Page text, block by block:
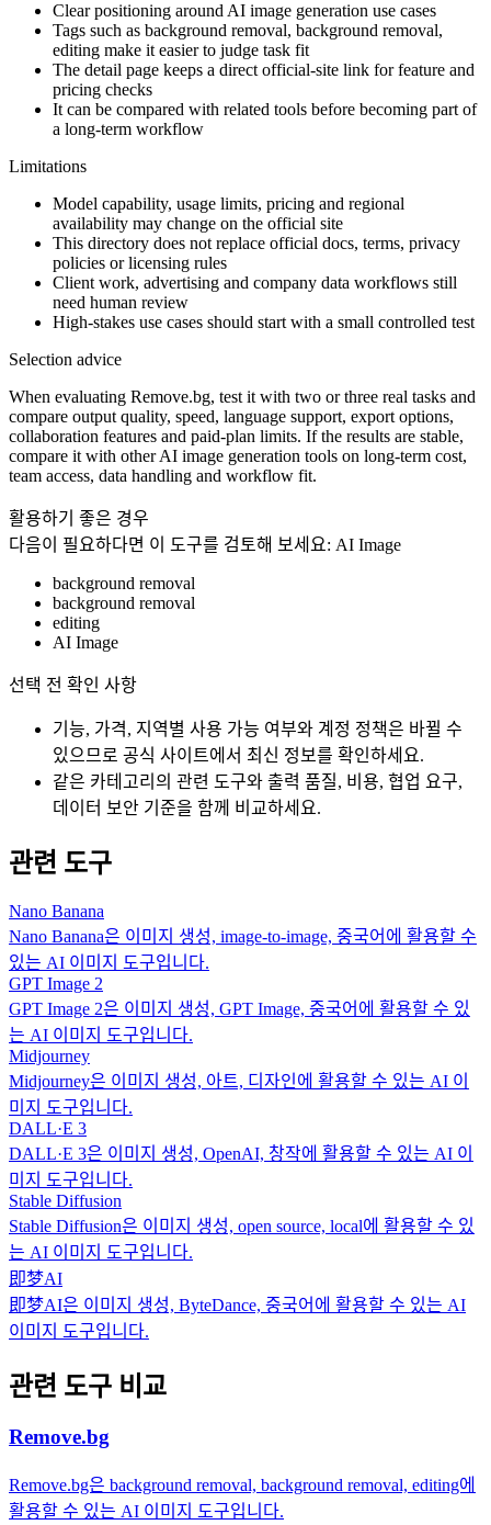
Clear positioning around AI image generation use cases
Tags such as background removal, background removal,
editing make it easier to judge task fit
The detail page keeps a direct official-site link for feature and
pricing checks
It can be compared with related tools before becoming part of
a long-term workflow
Limitations
Model capability, usage limits, pricing and regional
availability may change on the official site
This directory does not replace official docs, terms, privacy
policies or licensing rules
Client work, advertising and company data workflows still
need human review
High-stakes use cases should start with a small controlled test
Selection advice
When evaluating Remove.bg, test it with two or three real tasks and
compare output quality, speed, language support, export options,
collaboration features and paid-plan limits. If the results are stable,
compare it with other AI image generation tools on long-term cost,
team access, data handling and workflow fit.
활용하기 좋은 경우
다음이 필요하다면 이 도구를 검토해 보세요: AI Image
background removal
background removal
editing
AI Image
선택 전 확인 사항
기능, 가격, 지역별 사용 가능 여부와 계정 정책은 바뀔 수
있으므로 공식 사이트에서 최신 정보를 확인하세요.
같은 카테고리의 관련 도구와 출력 품질, 비용, 협업 요구,
데이터 보안 기준을 함께 비교하세요.
관련 도구
Nano Banana
Nano Banana은 이미지 생성, image-to-image, 중국어에 활용할 수
있는 AI 이미지 도구입니다.
GPT Image 2
GPT Image 2은 이미지 생성, GPT Image, 중국어에 활용할 수 있
는 AI 이미지 도구입니다.
Midjourney
Midjourney은 이미지 생성, 아트, 디자인에 활용할 수 있는 AI 이
미지 도구입니다.
DALL·E 3
DALL·E 3은 이미지 생성, OpenAI, 창작에 활용할 수 있는 AI 이
미지 도구입니다.
Stable Diffusion
Stable Diffusion은 이미지 생성, open source, local에 활용할 수 있
는 AI 이미지 도구입니다.
即梦AI
即梦AI은 이미지 생성, ByteDance, 중국어에 활용할 수 있는 AI
이미지 도구입니다.
관련 도구 비교
Remove.bg
Remove.bg은 background removal, background removal, editing에
활용할 수 있는 AI 이미지 도구입니다.